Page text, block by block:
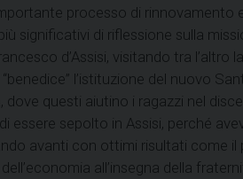
processo di rinnovamento
significativi di riflessione sulla
d’Assisi, visitando tra
l’istituzione del nuovo
dove questi aiutino i ragazzi nel
essere sepolto in Assisi, perché
avanti con ottimi risultati come il
all’insegna della